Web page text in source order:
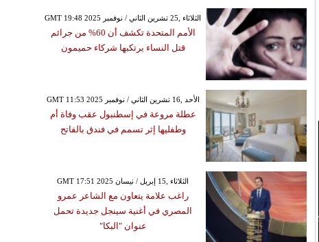
GMT 19:48 2025 الثلاثاء ,25 تشرين الثاني / نوفمبر
الأمم المتحدة تكشف أن 60% من جرائم
قتل النساء يرتكبها شركاء حميمون
GMT 11:53 2025 الأحد ,16 تشرين الثاني / نوفمبر
عطلة مروعة في إسطنبول عقب وفاة أم
وطفليها إثر تسمم في فندق بالفاتح
GMT 17:51 2025 الثلاثاء ,15 إبريل / نيسان
راغب علامة يتعاون مع الشاعر عمرو
المصري في أغنية سينجل جديدة تحمل
عنوان "البكا"